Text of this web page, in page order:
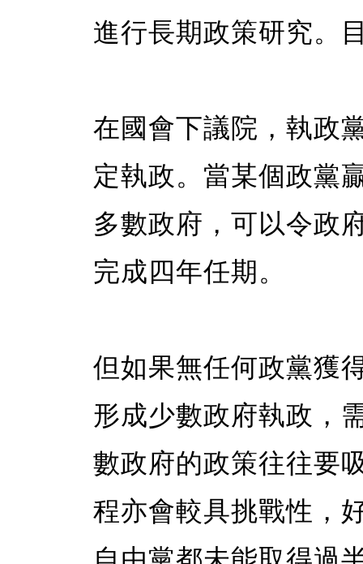
進行長期政策研究。
在國會下議院，執政
定執政。當某個政黨
多數政府，可以令政
完成四年任期。
但如果無任何政黨獲
形成少數政府執政，
數政府的政策往往要
程亦會較具挑戰性，